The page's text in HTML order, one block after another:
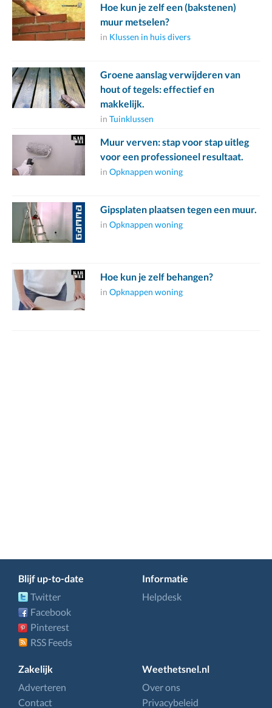
Hoe kun je zelf een (bakstenen)
muur metselen?
in Klussen in huis divers
Groene aanslag verwijderen van
hout of tegels: effectief en
makkelijk.
in Tuinklussen
Muur verven: stap voor stap uitleg
voor een professioneel resultaat.
in Opknappen woning
Gipsplaten plaatsen tegen een muur.
in Opknappen woning
Hoe kun je zelf behangen?
in Opknappen woning
Blijf up-to-date
Twitter
Facebook
Pinterest
RSS Feeds
Informatie
Helpdesk
Zakelijk
Adverteren
Contact
Weethetsnel.nl
Over ons
Privacybeleid